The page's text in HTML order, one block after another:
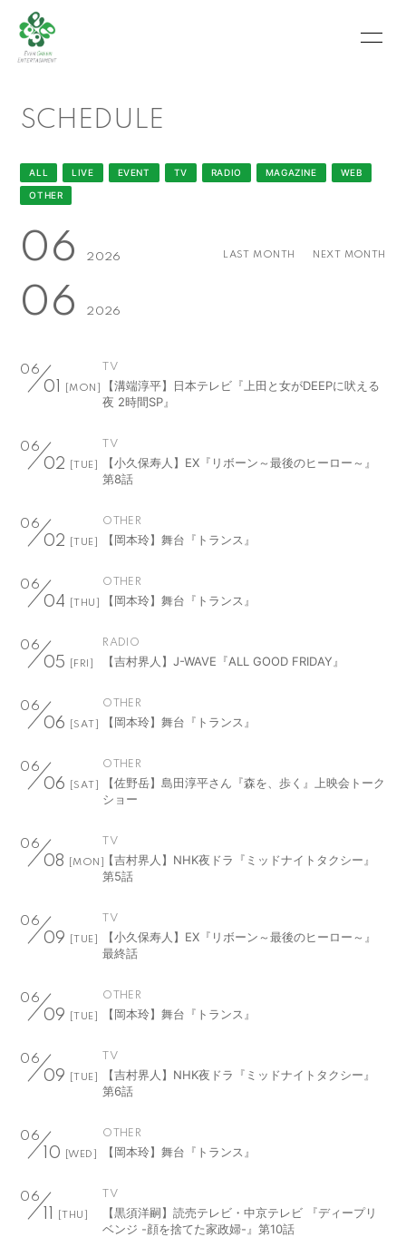
SCHEDULE
VIDEO PHOTO
RECRUIT CONTACT
ABOUT US
会員登録 ログイン
SCHEDULE
ALL LIVE EVENT TV RADIO MAGAZINE WEB
OTHER
06 2026 LAST MONTH NEXT MONTH
06 2026
06
01 [MON]
TV
【溝端淳平】日本テレビ『上田と女がDEEPに吠える
夜 2時間SP』
06
02 [TUE]
TV
【小久保寿人】EX『リボーン～最後のヒーロー～』
第8話
06
02 [TUE]
OTHER
【岡本玲】舞台『トランス』
06
04 [THU]
OTHER
【岡本玲】舞台『トランス』
06
05 [FRI]
RADIO
【吉村界人】J-WAVE『ALL GOOD FRIDAY』
06
06 [SAT]
OTHER
【岡本玲】舞台『トランス』
06
06 [SAT]
OTHER
【佐野岳】島田淳平さん『森を、歩く』上映会トーク
ショー
06
08 [MON]
TV
【吉村界人】NHK夜ドラ『ミッドナイトタクシー』
第5話
06
09 [TUE]
TV
【小久保寿人】EX『リボーン～最後のヒーロー～』
最終話
06
09 [TUE]
OTHER
【岡本玲】舞台『トランス』
06
09 [TUE]
TV
【吉村界人】NHK夜ドラ『ミッドナイトタクシー』
第6話
06
10 [WED]
OTHER
【岡本玲】舞台『トランス』
06
[THU]
TV
【黒須洋嗣】読売テレビ・中京テレビ 『ディープリ
ベンジ -顔を捨てた家政婦-』第10話